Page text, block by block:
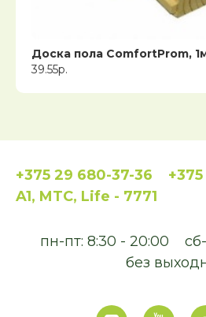
Доска пола ComfortProm,
39.55р.
+375 29 680-37-36
A1, MTC, Life - 7771
пн-пт: 8:30 - 20:00
без